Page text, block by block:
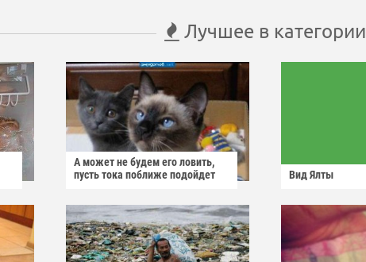
Лучшее в категории
А может не будем его ловить,
пусть тока поближе подойдет
Вид Ялты